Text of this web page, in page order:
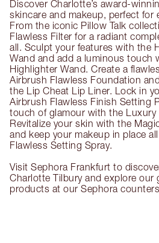
Discover Charlotte’s award-
skincare and makeup, perfect for
From the iconic Pillow Talk
Flawless Filter for a radiant
all. Sculpt your features with the
Wand and add a luminous touch
Highlighter Wand. Create a
Airbrush Flawless Foundation
the Lip Cheat Lip Liner. Lock in
Airbrush Flawless Finish Setting
touch of glamour with the Luxury
Revitalize your skin with the
and keep your makeup in place
Flawless Setting Spray.
Visit Sephora Frankfurt to
Charlotte Tilbury and explore our
products at our Sephora